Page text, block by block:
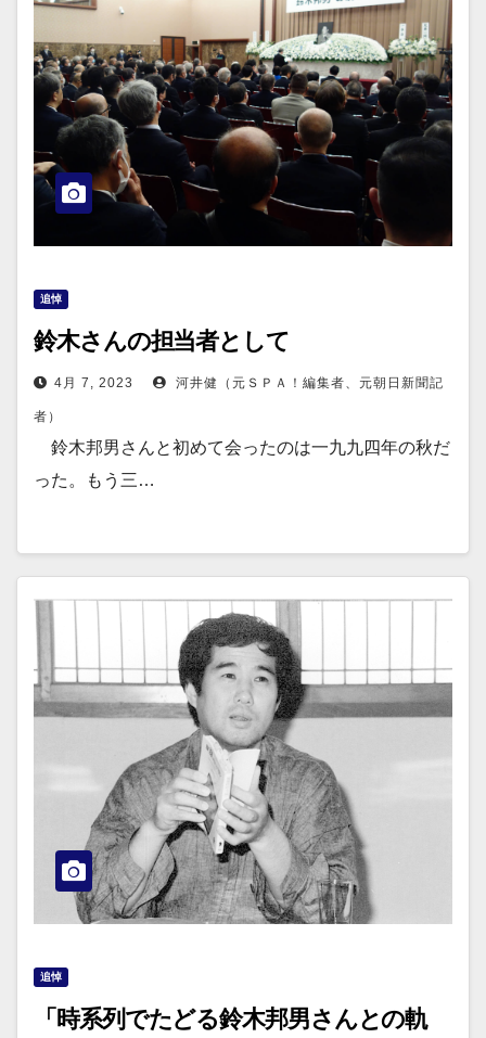
追悼
鈴木さんの担当者として
4月 7, 2023 河井健（元ＳＰＡ！編集者、元朝日新聞記
者）
鈴木邦男さんと初めて会ったのは一九九四年の秋だ
った。もう三…
追悼
「時系列でたどる鈴木邦男さんとの軌